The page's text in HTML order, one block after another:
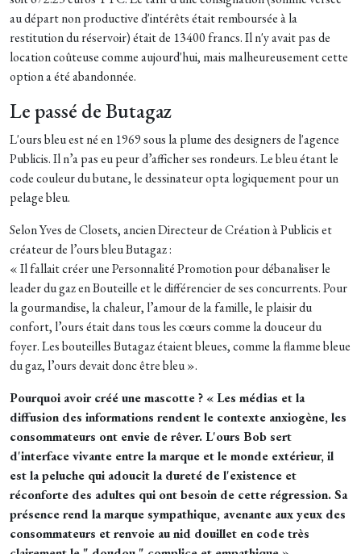
au départ non productive d'intérêts était remboursée à la
restitution du réservoir) était de 13400 francs. Il n'y avait pas de
location coûteuse comme aujourd'hui, mais malheureusement cette
option a été abandonnée.
Le passé de Butagaz
L'ours bleu est né en 1969 sous la plume des designers de l'agence
Publicis. Il n’a pas eu peur d’afficher ses rondeurs. Le bleu étant le
code couleur du butane, le dessinateur opta logiquement pour un
pelage bleu.
Selon Yves de Closets, ancien Directeur de Création à Publicis et
créateur de l’ours bleu Butagaz :
« Il fallait créer une Personnalité Promotion pour débanaliser le
leader du gaz en Bouteille et le différencier de ses concurrents. Pour
la gourmandise, la chaleur, l’amour de la famille, le plaisir du
confort, l’ours était dans tous les cœurs comme la douceur du
foyer. Les bouteilles Butagaz étaient bleues, comme la flamme bleue
du gaz, l’ours devait donc être bleu ».
Pourquoi avoir créé une mascotte ? « Les médias et la
diffusion des informations rendent le contexte anxiogène, les
consommateurs ont envie de rêver. L'ours Bob sert
d'interface vivante entre la marque et le monde extérieur, il
est la peluche qui adoucit la dureté de l'existence et
réconforte des adultes qui ont besoin de cette régression. Sa
présence rend la marque sympathique, avenante aux yeux des
consommateurs et renvoie au nid douillet en code très